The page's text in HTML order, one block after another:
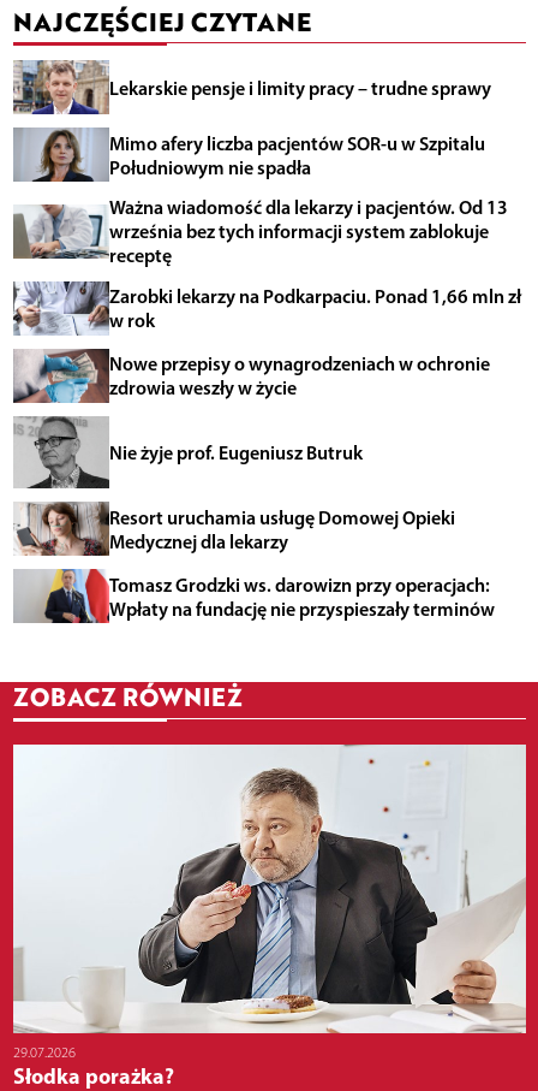
NAJCZĘŚCIEJ CZYTANE
Lekarskie pensje i limity pracy – trudne sprawy
Mimo afery liczba pacjentów SOR-u w Szpitalu
Południowym nie spadła
Ważna wiadomość dla lekarzy i pacjentów. Od 13
września bez tych informacji system zablokuje
receptę
Zarobki lekarzy na Podkarpaciu. Ponad 1,66 mln zł
w rok
Nowe przepisy o wynagrodzeniach w ochronie
zdrowia weszły w życie
Nie żyje prof. Eugeniusz Butruk
Resort uruchamia usługę Domowej Opieki
Medycznej dla lekarzy
Tomasz Grodzki ws. darowizn przy operacjach:
Wpłaty na fundację nie przyspieszały terminów
ZOBACZ RÓWNIEŻ
29.07.2026
Słodka porażka?